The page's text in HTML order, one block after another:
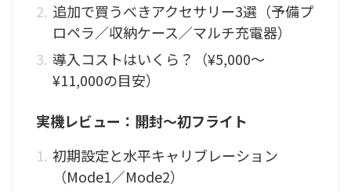
追加で買うべきアクセサリー3選（予備プ
ロペラ／収納ケース／マルチ充電器）
導入コストはいくら？（¥5,000〜
¥11,000の目安）
実機レビュー：開封〜初フライト
初期設定と水平キャリブレーション
（Mode1／Mode2）